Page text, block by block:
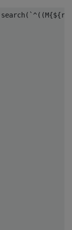
search (`^((M{${r